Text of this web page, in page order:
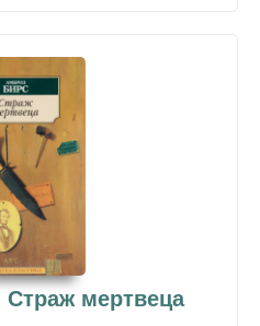
мертвеца